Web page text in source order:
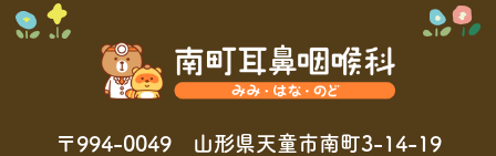
〒994-0049 山形県天童市南町3-14-19